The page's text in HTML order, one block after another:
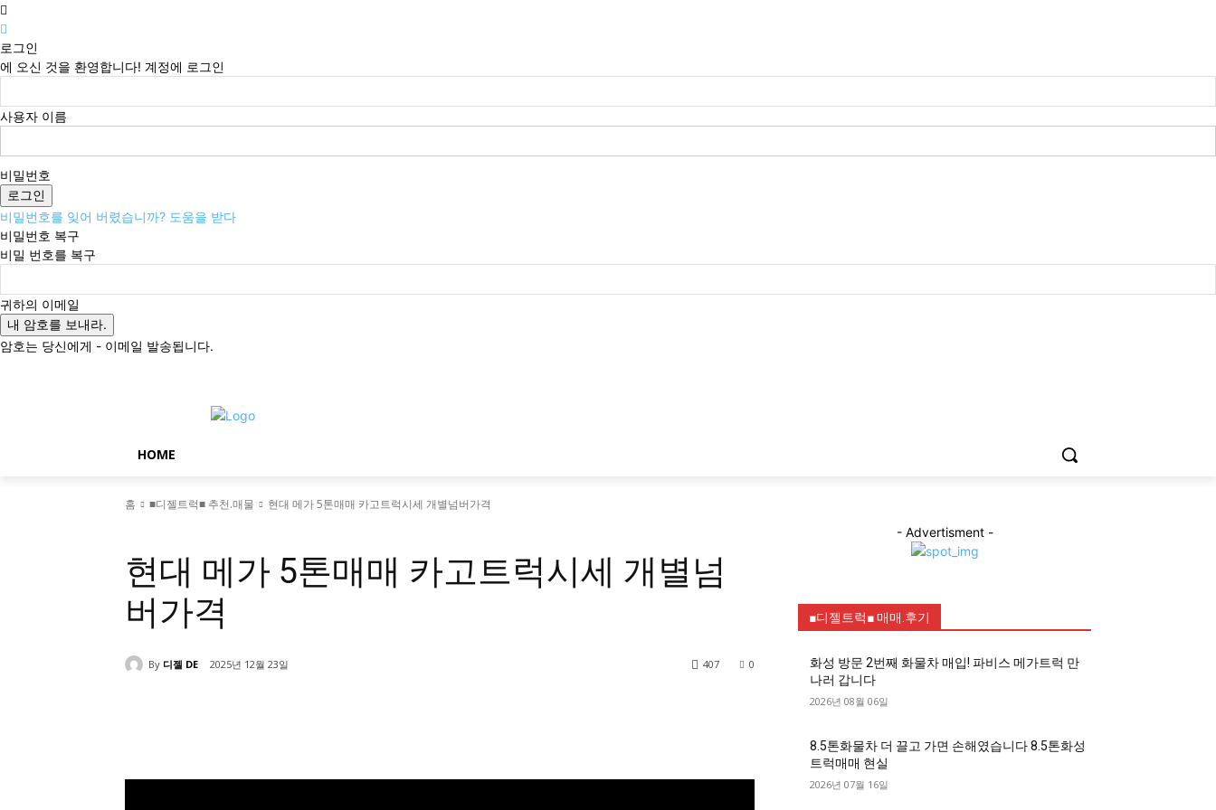
로그인
에 오신 것을 환영합니다! 계정에 로그인
사용자 이름
비밀번호
비밀번호를 잊어 버렸습니까? 도움을 받다
비밀번호 복구
비밀 번호를 복구
귀하의 이메일
암호는 당신에게 - 이메일 발송됩니다.
HOME
홈 ■디젤트럭■ 추천.매물 현대 메가 5톤매매 카고트럭시세 개별넘버가격
현대 메가 5톤매매 카고트럭시세 개별넘
버가격
By 디젤 DE 2025년 12월 23일 0
407
- Advertisment -
■디젤트럭■ 매매.후기
화성 방문 2번째 화물차 매입! 파비스 메가트럭 만
나러 갑니다
2026년 08월 06일
8.5톤화물차 더 끌고 가면 손해였습니다 8.5톤화성
트럭매매 현실
2026년 07월 16일